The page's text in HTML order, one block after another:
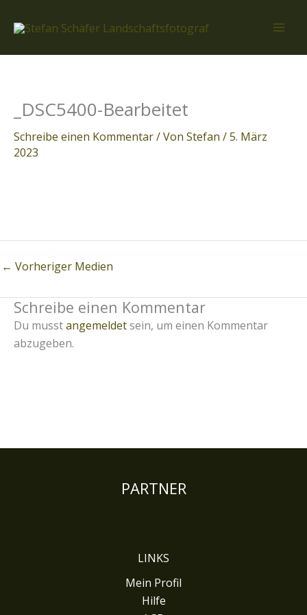
Inhalt
_DSC5400-Bearbeitet
Schreibe einen Kommentar/ Von Stefan /5. März
2023
← Vorheriger Medien
Schreibe einen Kommentar
Du musstangemeldetsein, um einen Kommentar
abzugeben.
PARTNER
LINKS
Mein Profil
Hilfe